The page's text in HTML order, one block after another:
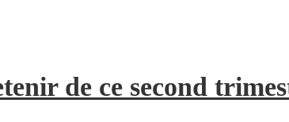
de ce second